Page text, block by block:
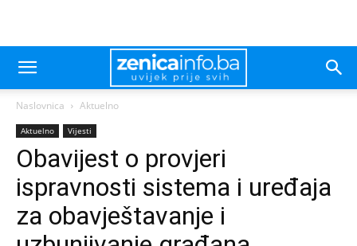
Naslovnica Aktuelno
Aktuelno Vijesti
Obavijest o provjeri
ispravnosti sistema i uređaja
za obavještavanje i